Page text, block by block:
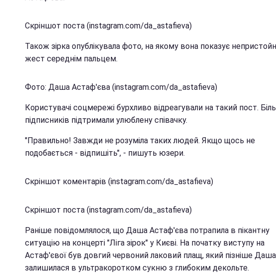
Скріншот поста (instagram.com/da_astafieva)
Також зірка опублікувала фото, на якому вона показує
жест середнім пальцем.
Фото: Даша Астаф'єва (instagram.com/da_astafieva)
Користувачі соцмережі бурхливо відреагували на такий пост.
підписників підтримали улюблену співачку.
"Правильно! Завжди не розуміла таких людей. Якщо щось не
подобається - відпишіть", - пишуть юзери.
Скріншот коментарів (instagram.com/da_astafieva)
Скріншот поста (instagram.com/da_astafieva)
Раніше повідомлялося, що Даша Астаф'єва потрапила в пікантну
ситуацію на концерті "Ліга зірок" у Києві. На початку виступу на
Астаф'євої був довгий червоний лаковий плащ, який пізніше Даша
залишилася в ультракоротком сукню з глибоким декольте.